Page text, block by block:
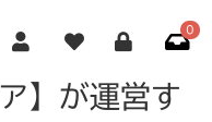
0
】が運営す